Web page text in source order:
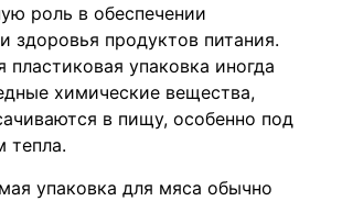
роль в обеспечении
здоровья продуктов питания.
пластиковая упаковка иногда
химические вещества,
в пищу, особенно под
тепла.
упаковка для мяса обычно